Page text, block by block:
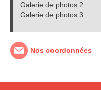
Galerie de photos 2
Galerie de photos 3
Nos coordonnées